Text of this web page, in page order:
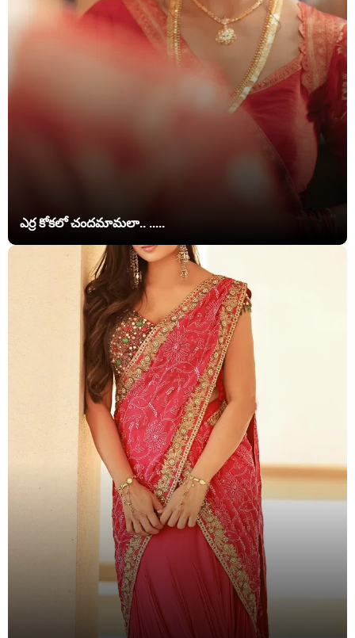
ఎర్ర కోకలో చందమామలా.. .....